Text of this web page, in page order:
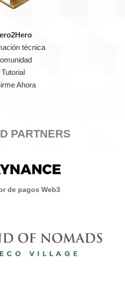
técnica
Tutorial
Ahora
PARTNERS
de pagos Web3